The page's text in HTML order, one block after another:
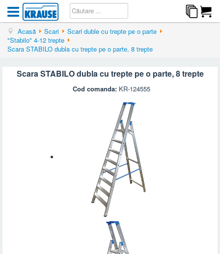
Acasă Scari
Scari duble cu trepte pe o parte
"Stabilo" 4-12 trepte
Scara STABILO dubla cu trepte pe o parte, 8 trepte
Scara STABILO dubla cu trepte pe o parte, 8 trepte
Cod comanda: KR-124555